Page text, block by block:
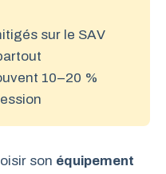
sur le SAV
10–20 %
son équipement